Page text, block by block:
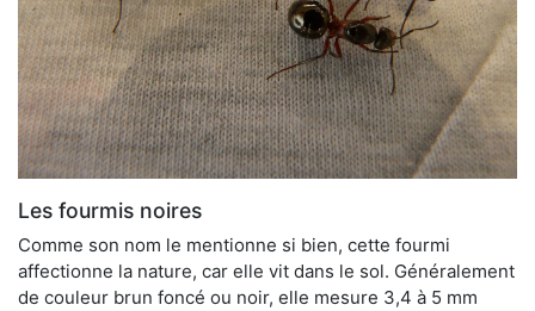
Les fourmis noires
Comme son nom le mentionne si bien, cette fourmi
affectionne la nature, car elle vit dans le sol. Généralement
de couleur brun foncé ou noir, elle mesure 3,4 à 5 mm